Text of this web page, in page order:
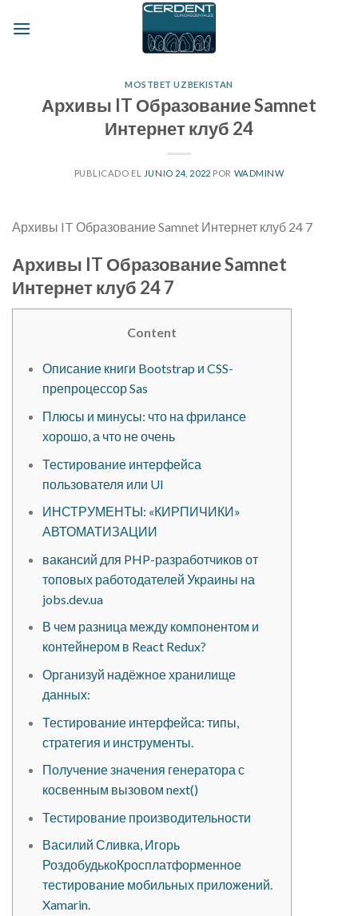
MOSTBET UZBEKISTAN
Архивы IT Образование Samnet
Интернет клуб 24
PUBLICADO EL JUNIO 24, 2022 POR WADMINW
Архивы IT Образование Samnet Интернет клуб 24 7
Архивы IT Образование Samnet
Интернет клуб 24 7
Content
Описание книги Bootstrap и CSS-
препроцессор Sas
Плюсы и минусы: что на фрилансе
хорошо, а что не очень
Тестирование интерфейса
пользователя или UI
ИНСТРУМЕНТЫ: «КИРПИЧИКИ»
АВТОМАТИЗАЦИИ
вакансий для PHP-разработчиков от
топовых работодателей Украины на
jobs.dev.ua
В чем разница между компонентом и
контейнером в React Redux?
Организуй надёжное хранилище
данных:
Тестирование интерфейса: типы,
стратегия и инструменты.
Получение значения генератора с
косвенным вызовом next()
Тестирование производительности
Василий Сливка, Игорь
РоздобудькоКросплатформенное
тестирование мобильных приложений.
Xamarin.